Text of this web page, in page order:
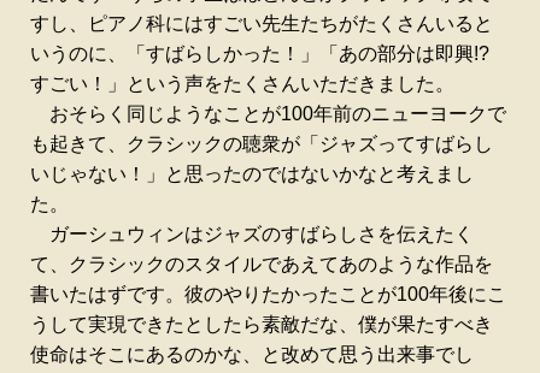
すし、ピアノ科にはすごい先生たちがたくさんいると
いうのに、「すばらしかった！」「あの部分は即興!?
すごい！」という声をたくさんいただきました。
おそらく同じようなことが100年前のニューヨークで
も起きて、クラシックの聴衆が「ジャズってすばらし
いじゃない！」と思ったのではないかなと考えまし
た。
ガーシュウィンはジャズのすばらしさを伝えたく
て、クラシックのスタイルであえてあのような作品を
書いたはずです。彼のやりたかったことが100年後にこ
うして実現できたとしたら素敵だな、僕が果たすべき
使命はそこにあるのかな、と改めて思う出来事でし